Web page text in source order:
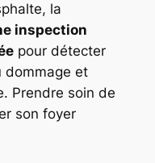
la
inspection
pour détecter
dommage et
Prendre soin de
son foyer